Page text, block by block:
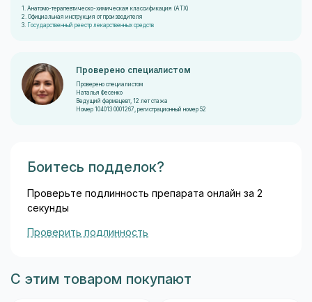
1. Анатомо-терапевтическо-химическая классификация (ATX)
2. Официальная инструкция от производителя
3.
Государственный реестр лекарственных средств
Проверено специалистом
Проверено специалистом
Наталья Фесенко
Ведущий фармацевт, 12 лет стажа
Номер 104013 0001267, регистрационный номер 52
Боитесь подделок?
Проверьте подлинность препарата онлайн за 2
секунды
Проверить подлинность
С этим товаром покупают